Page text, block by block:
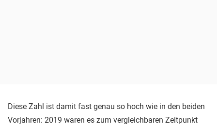
Diese Zahl ist damit fast genau so hoch wie in den beiden
Vorjahren: 2019 waren es zum vergleichbaren Zeitpunkt